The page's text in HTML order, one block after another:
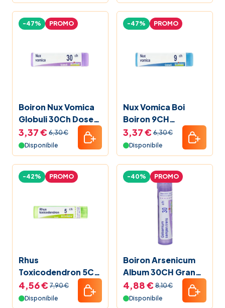
Boiron Nux Vomica
Globuli 30Ch Dose
1g
-47% PROMO
3,37 € 6,30 €
Disponibile
Nux Vomica Boi
Boiron 9CH
Medicinale
Omeopatico 1g
-47% PROMO
3,37 € 6,30 €
Disponibile
Rhus
Toxicodendron 5Ch
Granuli Multidose
Boiron 80gr 4g
-42% PROMO
4,56 € 7,90 €
Disponibile
Boiron Arsenicum
Album 30CH Granuli
4 g
-40% PROMO
4,88 € 8,10 €
Disponibile